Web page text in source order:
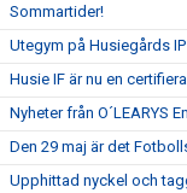
Sommartider!
Utegym på Husiegårds IP
Husie IF är nu en
Nyheter från O´LEARYS
Den 29 maj är det
Upphittad nyckel och